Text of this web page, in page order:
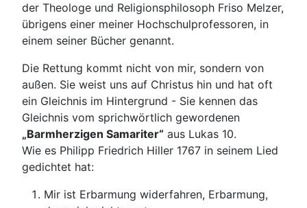
der Theologe und Religionsphilosoph Friso Melzer,
übrigens einer meiner Hochschulprofessoren, in
einem seiner Bücher genannt.
Die Rettung kommt nicht von mir, sondern von
außen. Sie weist uns auf Christus hin und hat oft
ein Gleichnis im Hintergrund - Sie kennen das
Gleichnis vom sprichwörtlich gewordenen
„Barmherzigen Samariter“ aus Lukas 10.
Wie es Philipp Friedrich Hiller 1767 in seinem Lied
gedichtet hat:
Mir ist Erbarmung widerfahren, Erbarmung,